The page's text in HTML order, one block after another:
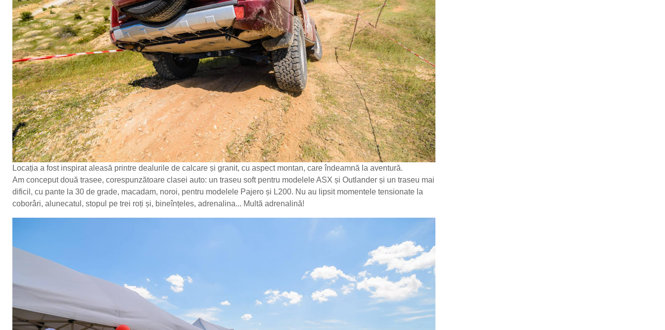
Locația a fost inspirat aleasă printre dealurile de calcare și granit, cu aspect montan, care îndeamnă la aventură.
Am conceput două trasee, corespunzătoare clasei auto: un traseu soft pentru modelele ASX și Outlander și un traseu mai
dificil, cu pante la 30 de grade, macadam, noroi, pentru modelele Pajero și L200. Nu au lipsit momentele tensionate la
coborâri, alunecatul, stopul pe trei roți și, bineînțeles, adrenalina... Multă adrenalină!